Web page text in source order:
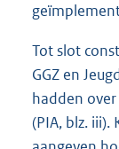
Tot slot
GGZ en
hadden
(PIA, blz. iii).